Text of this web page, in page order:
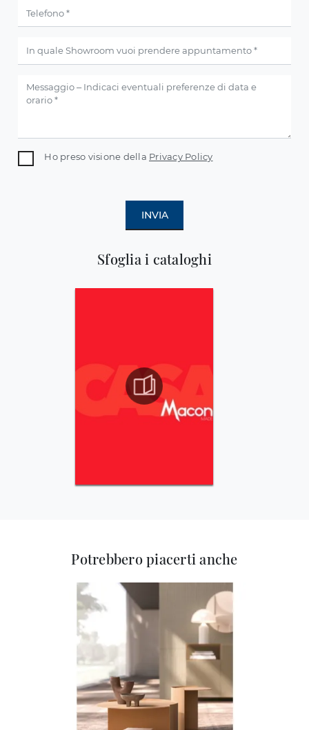
Sfoglia i cataloghi
Ho preso visione della Privacy Policy
INVIA
Potrebbero piacerti anche